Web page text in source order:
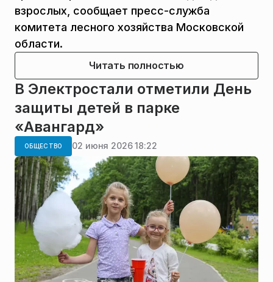
взрослых, сообщает пресс-служба
комитета лесного хозяйства Московской
области.
Читать полностью
В Электростали отметили День
защиты детей в парке
«Авангард»
ОБЩЕСТВО 02 июня 2026 18:22